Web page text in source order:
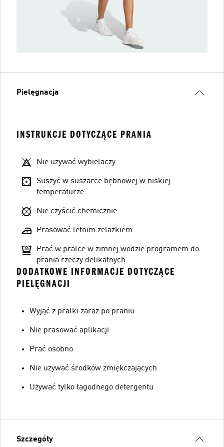
Pielęgnacja
INSTRUKCJE DOTYCZĄCE PRANIA
Nie używać wybielaczy
Suszyć w suszarce bębnowej w niskiej
temperaturze
Nie czyścić chemicznie
Prasować letnim żelazkiem
Prać w pralce w zimnej wodzie programem do
prania rzeczy delikatnych
DODATKOWE INFORMACJE DOTYCZĄCE
PIELĘGNACJI
Wyjąć z pralki zaraz po praniu
Nie prasować aplikacji
Prać osobno
Nie używać środków zmiękczających
Używać tylko łagodnego detergentu
Szczegóły